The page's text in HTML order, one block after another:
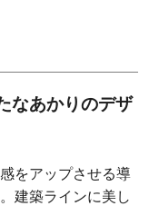
なあかりのデザ
をアップさせる導
建築ラインに美し